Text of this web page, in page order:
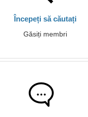
Începeți să căutați
Găsiți membri